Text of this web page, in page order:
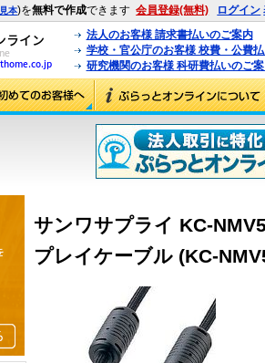
見本)を無料で作成できます 会員登録(無料) ログイン
法人のお客様 請求書払いのご案内
学校・官公庁のお客様 校費・公費
研究機関のお客様 科研費払いのご
サンワサプライ KC-
プレイケーブル (KC-